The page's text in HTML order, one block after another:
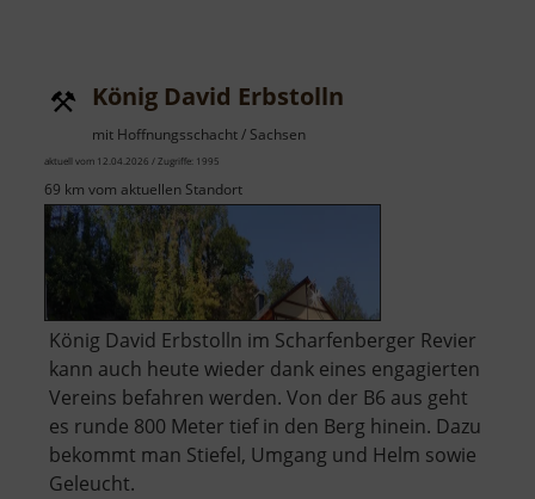
König David Erbstolln
mit Hoffnungsschacht / Sachsen
aktuell vom 12.04.2026 / Zugriffe: 1995
69 km vom aktuellen Standort
König David Erbstolln im Scharfenberger Revier
kann auch heute wieder dank eines engagierten
Vereins befahren werden. Von der B6 aus geht
es runde 800 Meter tief in den Berg hinein. Dazu
bekommt man Stiefel, Umgang und Helm sowie
Geleucht.